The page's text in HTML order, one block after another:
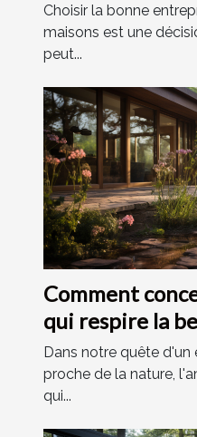
Choisir la bonne
maisons est une
peut...
Comment
qui respire la
Dans notre quête d'un
proche de la nature,
qui...